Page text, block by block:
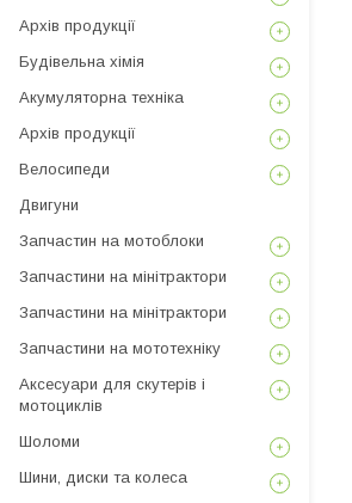
Архів продукції
Будівельна хімія
Акумуляторна техніка
Архів продукції
Велосипеди
Двигуни
Запчастин на мотоблоки
Запчастини на мінітрактори
Запчастини на мінітрактори
Запчастини на мототехніку
Аксесуари для скутерів і
мотоциклів
Шоломи
Шини, диски та колеса